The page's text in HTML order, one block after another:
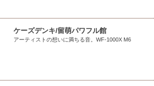
ケーズデンキ/留萌パワフル館
アーティストの想いに満ちる音。WF-1000X M6